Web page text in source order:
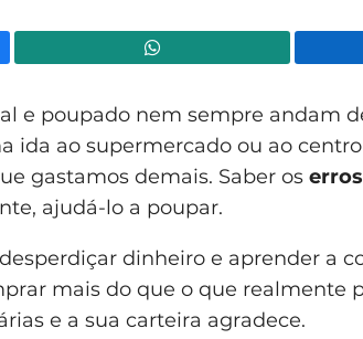
e poupado nem sempre andam
ida ao supermercado ou ao
gastamos demais. Saber os
ajudá-lo a poupar.
dinheiro e aprender a
mais do que o que realmente
e a sua carteira agradece.